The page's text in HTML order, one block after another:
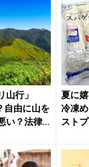
山行」
自由に山を
い？法律
夏に
冷凍
スト